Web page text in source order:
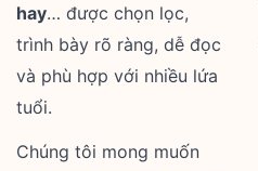
hay… được chọn lọc,
trình bày rõ ràng, dễ đọc
và phù hợp với nhiều lứa
tuổi.
Chúng tôi mong muốn